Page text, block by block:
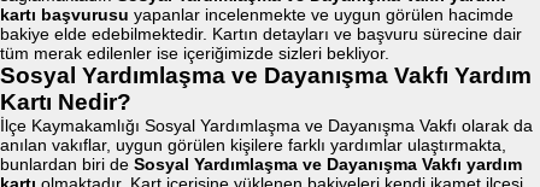
kartı başvurusu yapanlar incelenmekte ve uygun görülen hacimde
bakiye elde edebilmektedir. Kartın detayları ve başvuru sürecine dair
tüm merak edilenler ise içeriğimizde sizleri bekliyor.
Sosyal Yardımlaşma ve Dayanışma Vakfı Yardım
Kartı Nedir?
İlçe Kaymakamlığı Sosyal Yardımlaşma ve Dayanışma Vakfı olarak da
anılan vakıflar, uygun görülen kişilere farklı yardımlar ulaştırmakta,
bunlardan biri de Sosyal Yardımlaşma ve Dayanışma Vakfı yardım